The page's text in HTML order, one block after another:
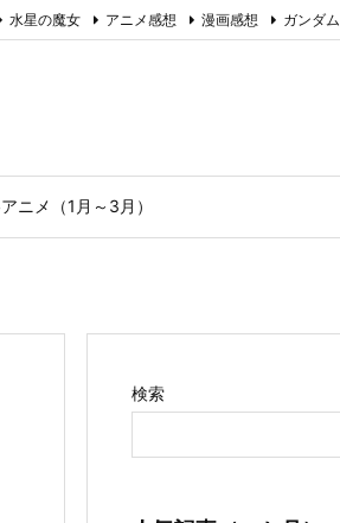
ニメ（1月～3月）
水星の魔女 アニメ感想 漫画感想 ガンダム
検索